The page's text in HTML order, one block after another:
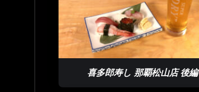
喜多郎寿し 那覇松山店 後編